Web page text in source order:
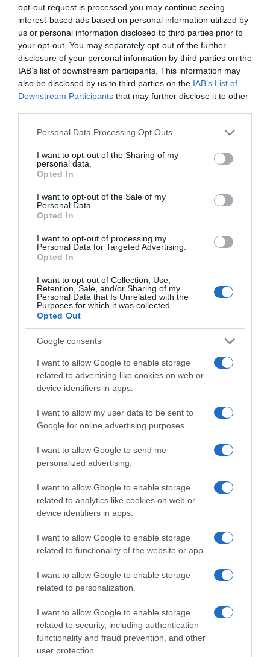
opt-out request is processed you may continue seeing
interest-based ads based on personal information utilized by
us or personal information disclosed to third parties prior to
your opt-out. You may separately opt-out of the further
disclosure of your personal information by third parties on the
IAB’s list of downstream participants. This information may
also be disclosed by us to third parties on the IAB’s List of
Downstream Participants that may further disclose it to other
Please note that this website/app uses one or more Google
not limited to your visit or usage behaviour. You may click to
grant or deny consent to Google and its third-party tags to
use your data for below specified purposes in below Google
consent section.
Personal Data Processing Opt Outs
I want to opt-out of the Sharing of my
personal data.
Opted In
I want to opt-out of the Sale of my
Personal Data.
Opted In
I want to opt-out of processing my
Personal Data for Targeted Advertising.
Opted In
I want to opt-out of Collection, Use,
Retention, Sale, and/or Sharing of my
Personal Data that Is Unrelated with the
Purposes for which it was collected.
Opted Out
Google consents
I want to allow Google to enable storage
related to advertising like cookies on web or
device identifiers in apps.
I want to allow my user data to be sent to
Google for online advertising purposes.
I want to allow Google to send me
personalized advertising.
I want to allow Google to enable storage
related to analytics like cookies on web or
device identifiers in apps.
I want to allow Google to enable storage
related to functionality of the website or app.
I want to allow Google to enable storage
related to personalization.
I want to allow Google to enable storage
related to security, including authentication
functionality and fraud prevention, and other
user protection.
ΕΛΛΑΔΑ
Έκδοση πινακίδων κυκλοφορίας με…
ένα κλικ: Τι αλλάζει σε παραγγελία,
πληρωμή και έκδοση